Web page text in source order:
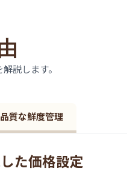
説します。
質な鮮度管理
た価格設定